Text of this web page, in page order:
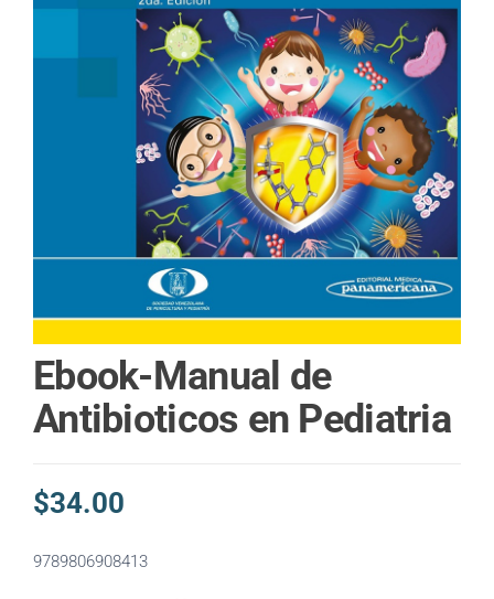
Ebook-Manual de
Antibioticos en Pediatria
$34.00
9789806908413